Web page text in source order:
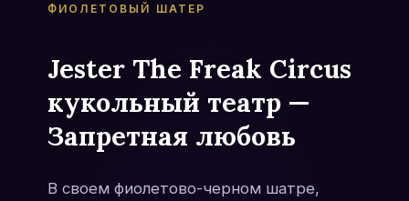
ФИОЛЕТОВЫЙ ШАТЕР
Jester The Freak Circus
кукольный театр —
Запретная любовь
В своем фиолетово-черном шатре,